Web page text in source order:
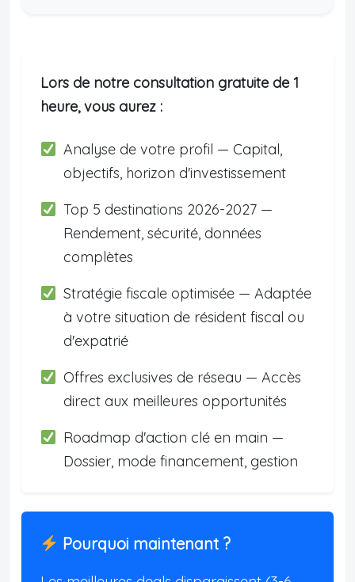
Lors de notre consultation gratuite de 1
heure, vous aurez :
Analyse de votre profil — Capital,
objectifs, horizon d'investissement
Top 5 destinations 2026-2027 —
Rendement, sécurité, données
complètes
Stratégie fiscale optimisée — Adaptée
à votre situation de résident fiscal ou
d'expatrié
Offres exclusives de réseau — Accès
direct aux meilleures opportunités
Roadmap d'action clé en main —
Dossier, mode financement, gestion
Pourquoi maintenant ?